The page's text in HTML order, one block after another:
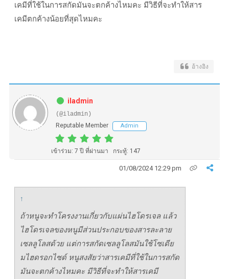
เคมีที่ใช้ในการสกัดมันจะตกค้างไหมคะ มีวิธีที่จะทำให้สาร
เคมีตกค้างน้อยที่สุดไหมคะ
อ้างอิง
iladmin
(@iladmin)
Reputable Member
Admin
เข้าร่วม: 7 ปี ที่ผ่านมา กระทู้: 147
01/08/2024 12:29 pm
↑
ถ้าหนูจะทำโครงงานเกี่ยวกับแผ่นไฮโดรเจล แล้ว
ไฮโดรเจลของหนูมีส่วนประกอบของสารละลาย
เซลลูโลสด้วย แต่การสกัดเซลลูโลสมันใช้โซเดีย
มไฮดรอกไซด์ หนูสงสัยว่าสารเคมีที่ใช้ในการสกัด
มันจะตกค้างไหมคะ มีวิธีที่จะทำให้สารเคมี